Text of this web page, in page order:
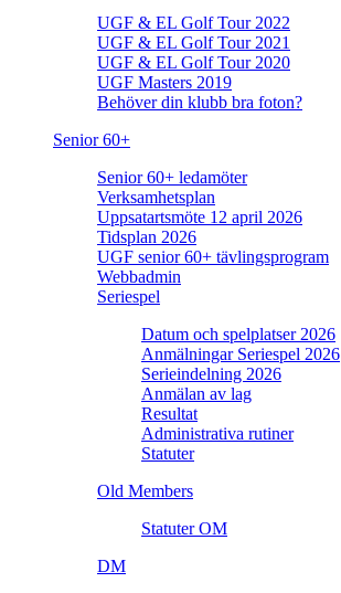
UGF & EL Golf Tour 2022
UGF & EL Golf Tour 2021
UGF & EL Golf Tour 2020
UGF Masters 2019
Behöver din klubb bra foton?
Senior 60+
Senior 60+ ledamöter
Verksamhetsplan
Uppsatartsmöte 12 april 2026
Tidsplan 2026
UGF senior 60+ tävlingsprogram
Webbadmin
Seriespel
Datum och spelplatser 2026
Anmälningar Seriespel 2026
Serieindelning 2026
Anmälan av lag
Resultat
Administrativa rutiner
Statuter
Old Members
Statuter OM
DM